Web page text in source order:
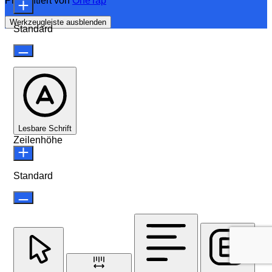
Werkzeugleiste ausblenden
Standard
Lesbare Schrift
Zeilenhöhe
Standard